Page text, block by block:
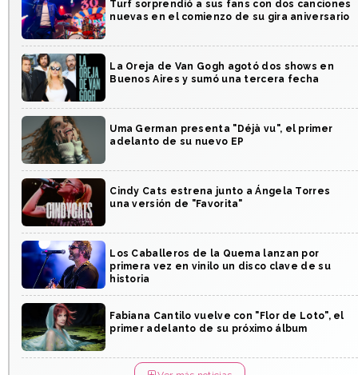
Turf sorprendió a sus fans con dos canciones
nuevas en el comienzo de su gira aniversario
La Oreja de Van Gogh agotó dos shows en
Buenos Aires y sumó una tercera fecha
Uma German presenta "Déjà vu", el primer
adelanto de su nuevo EP
Cindy Cats estrena junto a Ángela Torres
una versión de "Favorita"
Los Caballeros de la Quema lanzan por
primera vez en vinilo un disco clave de su
historia
Fabiana Cantilo vuelve con "Flor de Loto", el
primer adelanto de su próximo álbum